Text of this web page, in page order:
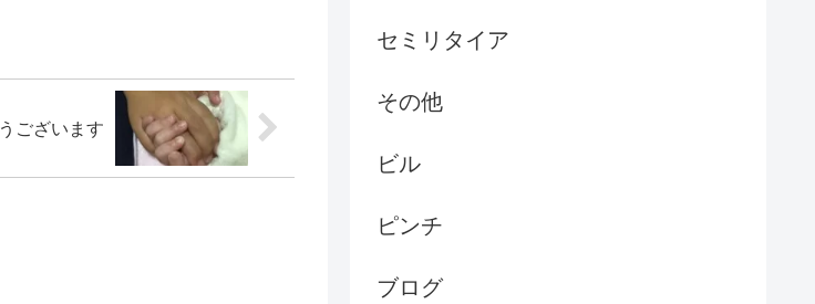
ございます
セミリタイア
その他
ビル
ピンチ
ブログ